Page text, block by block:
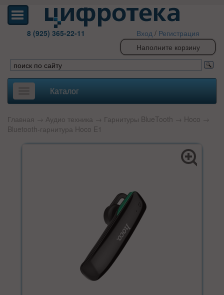
8 (925) 365-22-11 Вход / Регистрация
Наполните корзину
Toggle
navigation
Каталог
Главная → Аудио техника → Гарнитуры BlueTooth → Hoco →
Bluetooth-гарнитура Hoco E1